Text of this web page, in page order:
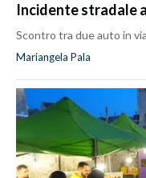
Incidente stradale
Scontro tra due auto in
Mariangela Pala